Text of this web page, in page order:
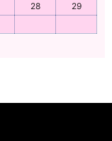
28
29